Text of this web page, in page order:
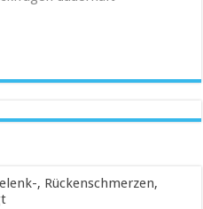
, Rückenschmerzen,